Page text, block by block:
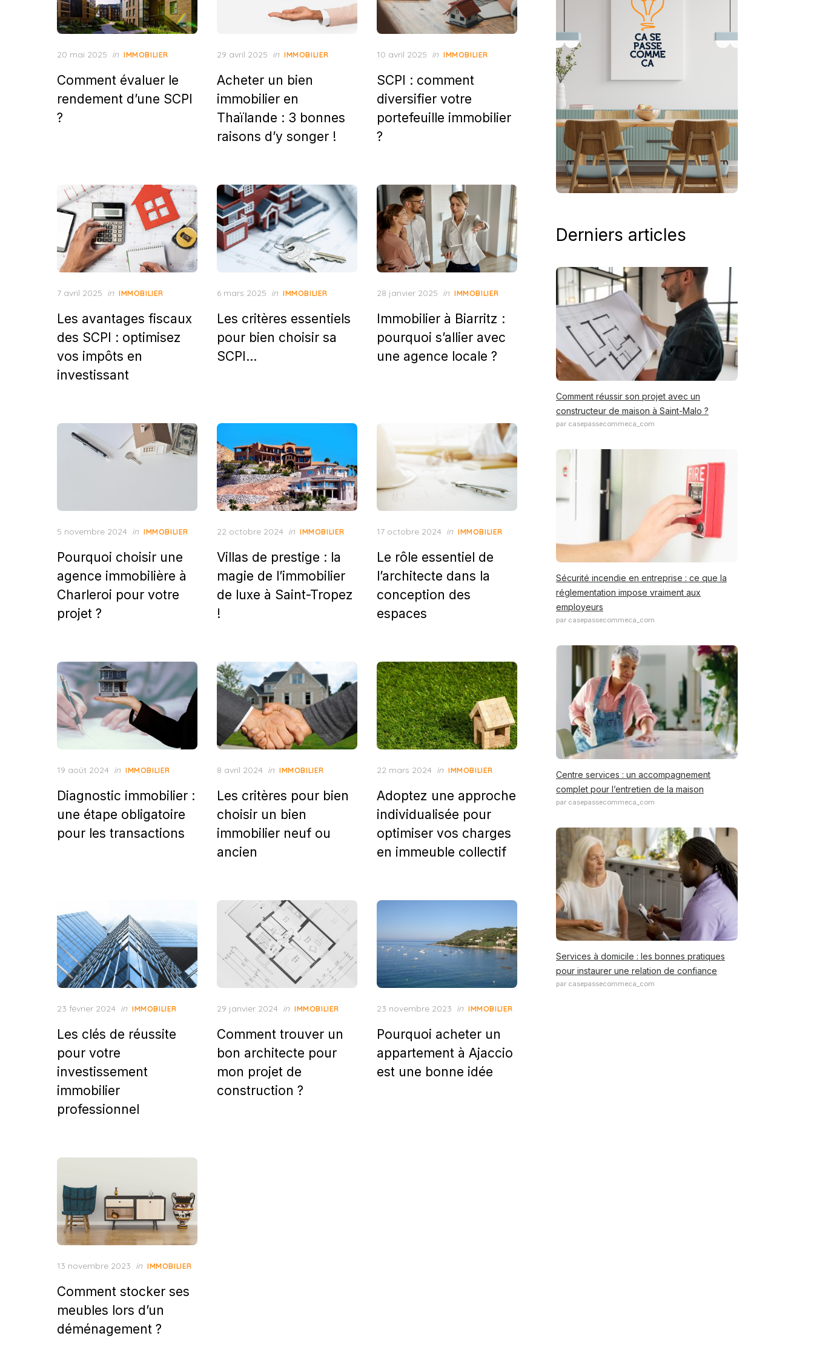
Posted
20 mai 2025 in IMMOBILIER
Comment évaluer le
rendement d’une SCPI
?
Posted
29 avril 2025 in IMMOBILIER
Acheter un bien
immobilier en
Thaïlande : 3 bonnes
raisons d’y songer !
Posted
10 avril 2025 in IMMOBILIER
SCPI : comment
diversifier votre
portefeuille immobilier
?
Posted
7 avril 2025 in IMMOBILIER
Les avantages fiscaux
des SCPI : optimisez
vos impôts en
investissant
Posted
6 mars 2025 in IMMOBILIER
Les critères essentiels
pour bien choisir sa
SCPI…
Posted
28 janvier 2025 in IMMOBILIER
Immobilier à Biarritz :
pourquoi s’allier avec
une agence locale ?
Posted
5 novembre 2024 in IMMOBILIER
Pourquoi choisir une
agence immobilière à
Charleroi pour votre
projet ?
Posted
22 octobre 2024 in IMMOBILIER
Villas de prestige : la
magie de l’immobilier
de luxe à Saint-Tropez
!
Posted
17 octobre 2024 in IMMOBILIER
Le rôle essentiel de
l’architecte dans la
conception des
espaces
Posted
19 août 2024 in IMMOBILIER
Diagnostic immobilier :
une étape obligatoire
pour les transactions
Posted
8 avril 2024 in IMMOBILIER
Les critères pour bien
choisir un bien
immobilier neuf ou
ancien
Posted
22 mars 2024 in IMMOBILIER
Adoptez une approche
individualisée pour
optimiser vos charges
en immeuble collectif
Posted
23 février 2024 in IMMOBILIER
Les clés de réussite
pour votre
investissement
immobilier
professionnel
Posted
29 janvier 2024 in IMMOBILIER
Comment trouver un
bon architecte pour
mon projet de
construction ?
Posted
23 novembre 2023 in IMMOBILIER
Pourquoi acheter un
appartement à Ajaccio
est une bonne idée
Posted
13 novembre 2023 in IMMOBILIER
Comment stocker ses
meubles lors d’un
déménagement ?
Derniers articles
Comment réussir son projet avec un
constructeur de maison à Saint-Malo ?
par casepassecommeca_com
Sécurité incendie en entreprise : ce que la
réglementation impose vraiment aux
employeurs
par casepassecommeca_com
Centre services : un accompagnement
complet pour l’entretien de la maison
par casepassecommeca_com
Services à domicile : les bonnes pratiques
pour instaurer une relation de confiance
par casepassecommeca_com